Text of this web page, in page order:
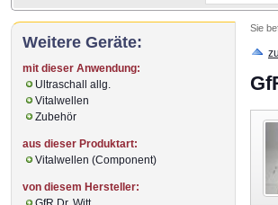
Sie
Weitere Geräte:
mit dieser Anwendung:
Ultraschall allg.
Vitalwellen
Zubehör
aus dieser Produktart:
Vitalwellen (Component)
von diesem Hersteller: